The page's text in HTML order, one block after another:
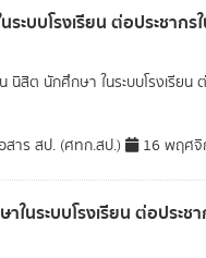
บบโรงเรียน ต่อประชากร
นิสิต นักศึกษา ในระบบโรงเรีย
สาร สป. (ศทก.สป.) 16 พฤศจิ
นระบบโรงเรียน ต่อประชา